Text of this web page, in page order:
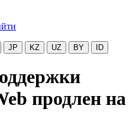
JP KZ UZ BY ID
продлен на